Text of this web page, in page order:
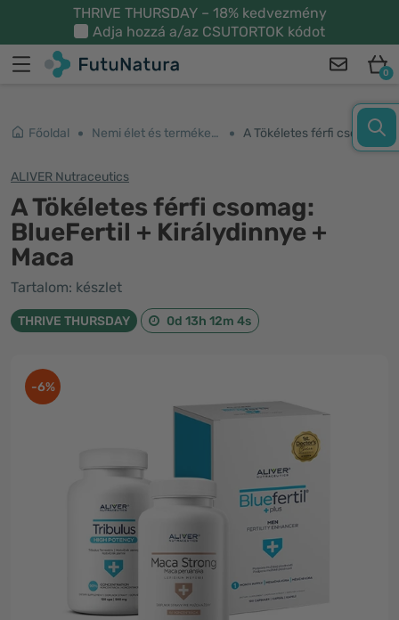
THRIVE THURSDAY – 18% kedvezmény
Adja hozzá a/az CSUTORTOK kódot
0
Főoldal Nemi élet és termékenység A Tökéletes férfi csomag: BlueFertil + Királydinnye + Maca
ALIVER Nutraceutics
A Tökéletes férfi csomag:
BlueFertil + Királydinnye +
Maca
Tartalom: készlet
THRIVE THURSDAY 0d 13h 12m 3s
-6%